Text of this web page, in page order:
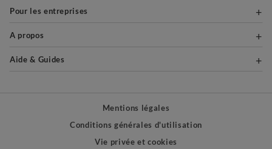
Pour les entreprises
A propos
Aide & Guides
Mentions légales
Conditions générales d'utilisation
Vie privée et cookies